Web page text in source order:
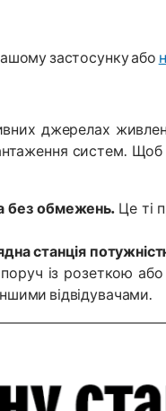
застосунку або
джерелах
систем.
без обмежень.Це ті
станція
із розеткою
відвідувачами.